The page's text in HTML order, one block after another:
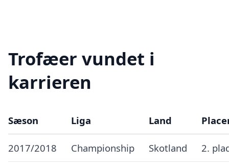
Trofæer vundet i
karrieren
Sæson Liga Land
2017/2018 Championship Skotland 2.